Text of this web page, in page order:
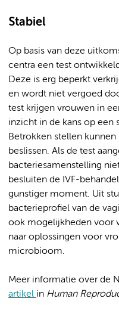
Stabiel
Op basis van deze
centra een test
Deze is erg beperkt
en wordt niet vergoed
test krijgen vrouwen in
inzicht in de kans op een
Betrokken stellen
beslissen. Als de test
bacteriesamenstelling
besluiten de IVF-
gunstiger moment. Uit
bacterieprofiel van de
ook mogelijkheden voor
naar oplossingen voor
microbioom.
Meer informatie over de
artikel in Human